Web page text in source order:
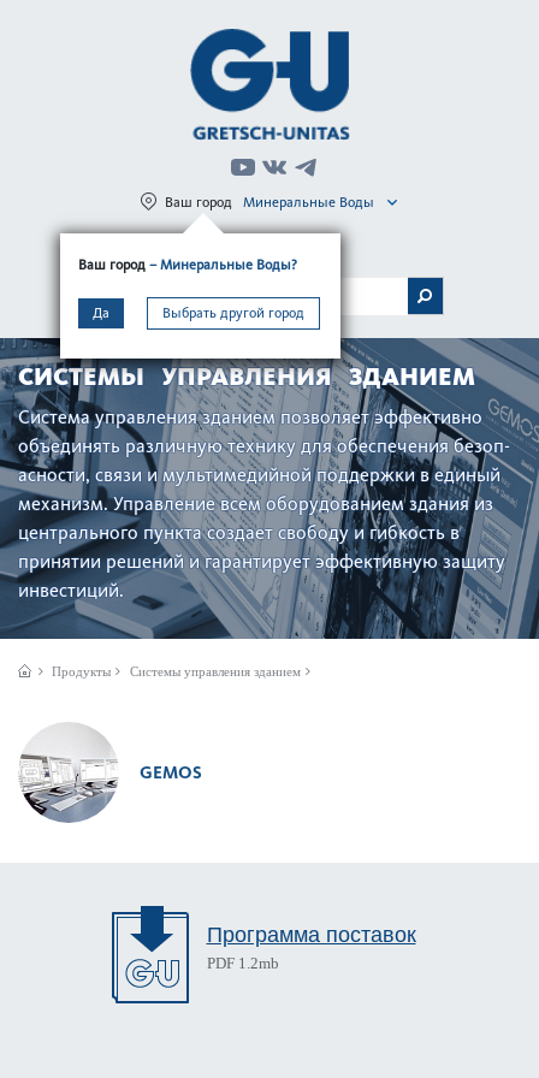
Ваш город – Минеральные Воды?
Да Выбрать другой город
Ваш город Минеральные Воды
МЕНЮ
СИСТЕМЫ УПРАВЛЕНИЯ ЗДАНИЕМ
Сис­тема управ­ления зданием позв­оляет эффективно
объединять различную технику для обеспечения безоп­
асности, связи и мультимедийной поддержки в единый
механизм. Управление всем оборудованием здания из
центрального пункта создает свободу и гиб­кость в
принятии решений и гар­антирует эффективную защиту
инве­с­тиций.
Продукты Системы управления зданием
GEMOS
Программа поставок
PDF 1.2mb